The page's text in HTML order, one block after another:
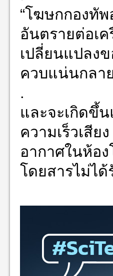
“โฆษกกองทัพ
อันตรายต่อเค
เปลี่ยนแปลง
ควบแน่นกลา
.
และจะเกิดขึ้
ความเร็วเสี
อากาศในห้อ
โดยสารไม่ไ